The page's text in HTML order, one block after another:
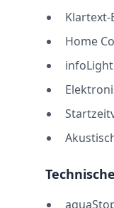
Klartext-
Home